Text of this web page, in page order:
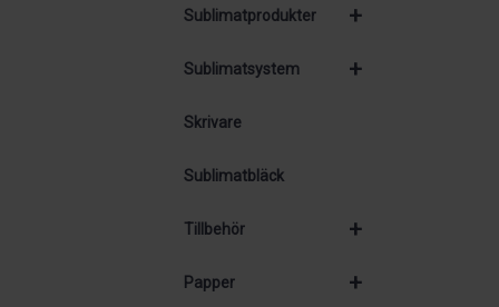
+
Sublimatprodukter
+
Sublimatsystem
Skrivare
Sublimatbläck
+
Tillbehör
+
Papper